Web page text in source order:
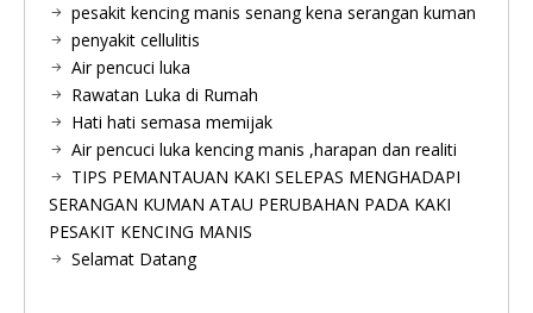
pesakit kencing manis senang kena serangan kuman
penyakit cellulitis
Air pencuci luka
Rawatan Luka di Rumah
Hati hati semasa memijak
Air pencuci luka kencing manis ,harapan dan realiti
TIPS PEMANTAUAN KAKI SELEPAS MENGHADAPI
SERANGAN KUMAN ATAU PERUBAHAN PADA KAKI
PESAKIT KENCING MANIS
Selamat Datang